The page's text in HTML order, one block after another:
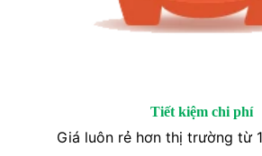
Tiết kiệm chi phí
Giá luôn rẻ hơn thị trường từ